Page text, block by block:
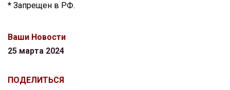
* Запрещен в РФ.
Ваши Новости
25 марта 2024
ПОДЕЛИТЬСЯ